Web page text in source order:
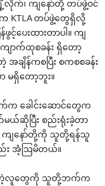
လိုက်၊ ကျနော်တို့ တပ်ဖွဲ့ဝင်
KTLA တပ်ဖွဲ့တွေရှိလို့
င့်ပေးထားတာပါ။ ကျ
ာက်ထုစခန်း ရှိတော့
ချိန်ကစပြီး စကစစခန်း
ရှိတော့ဘူး။
ခေါင်းဆောင်တွေက
ဆိုပြီး စည်းရုံးခဲ့တာ
ကျနော်တို့ကို သူတို့ရန်သူ
ည်း အံ့ဩမိတယ်။
ခံတဲ့လူတွေကို သူတို့ဘက်က